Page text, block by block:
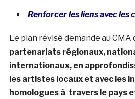
Renforcer les liens avec les
Le plan révisé demande au CMA
partenariats régionaux,
internationaux, en
les artistes locaux et avec les
homologues à travers le pays